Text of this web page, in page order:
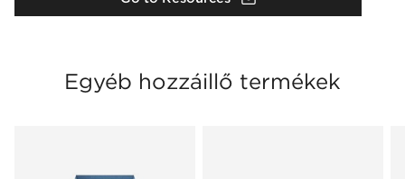
Egyéb hozzáillő termékek